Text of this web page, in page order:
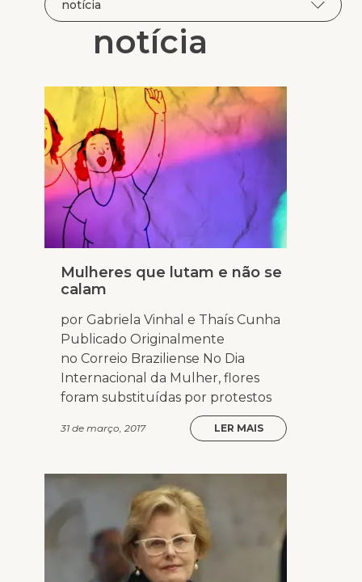
notícia
Mulheres que lutam e não se
calam
por Gabriela Vinhal e Thaís Cunha
Publicado Originalmente
no Correio Braziliense No Dia
Internacional da Mulher, flores
foram substituídas por protestos
31 de março, 2017 LER MAIS